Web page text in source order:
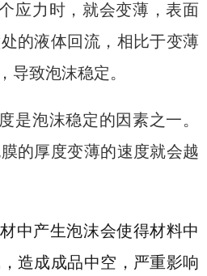
力时，就会变薄，表面
的液体回流，相比于变薄
导致泡沫稳定。
泡沫稳定的因素之一。
的厚度变薄的速度就会越
产生泡沫会使得材料中
造成成品中空，严重影响